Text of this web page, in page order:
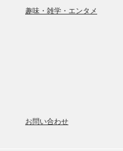
趣味・雑学・エンタメ
お問い合わせ